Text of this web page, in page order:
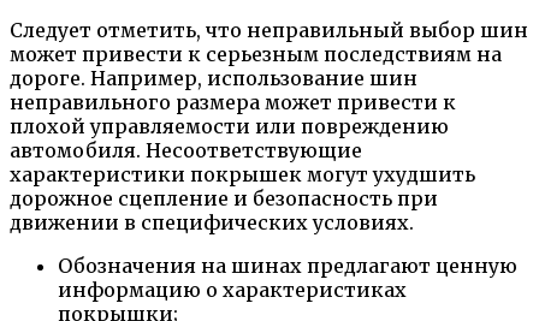
Следует отметить, что неправильный выбор шин
может привести к серьезным последствиям на
дороге. Например, использование шин
неправильного размера может привести к
плохой управляемости или повреждению
автомобиля. Несоответствующие
характеристики покрышек могут ухудшить
дорожное сцепление и безопасность при
движении в специфических условиях.
Обозначения на шинах предлагают ценную
информацию о характеристиках
покрышки;